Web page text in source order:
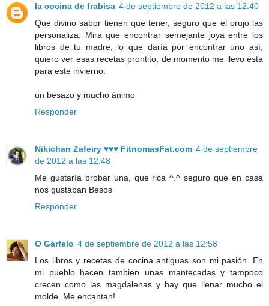
la cocina de frabisa 4 de septiembre de 2012 a las 12:40
Que divino sabor tienen que tener, seguro que el orujo las
personaliza. Mira que encontrar semejante joya entre los
libros de tu madre, lo que daría por encontrar uno así,
quiero ver esas recetas prontito, de momento me llevo ésta
para este invierno.
un besazo y mucho ánimo
Responder
Nikichan Zafeiry ♥♥♥ FitnomasFat.com 4 de septiembre
de 2012 a las 12:48
Me gustaría probar una, que rica ^.^ seguro que en casa
nos gustaban Besos
Responder
O Garfelo 4 de septiembre de 2012 a las 12:58
Los libros y recetas de cocina antiguas son mi pasión. En
mi pueblo hacen tambien unas mantecadas y tampoco
crecen como las magdalenas y hay que llenar mucho el
molde. Me encantan!